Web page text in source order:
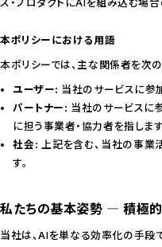
ス・プロダクトにAIを組み込む場
本ポリシーにおける用語
本ポリシーでは、主な関係者を次の
ユーザー: 当社のサービスに参
パートナー: 当社のサービスに
に担う事業者・協力者を指します
社会: 上記を含む、当社の事業
す。
私たちの基本姿勢 ― 積極的
当社は、AIを単なる効率化の手段